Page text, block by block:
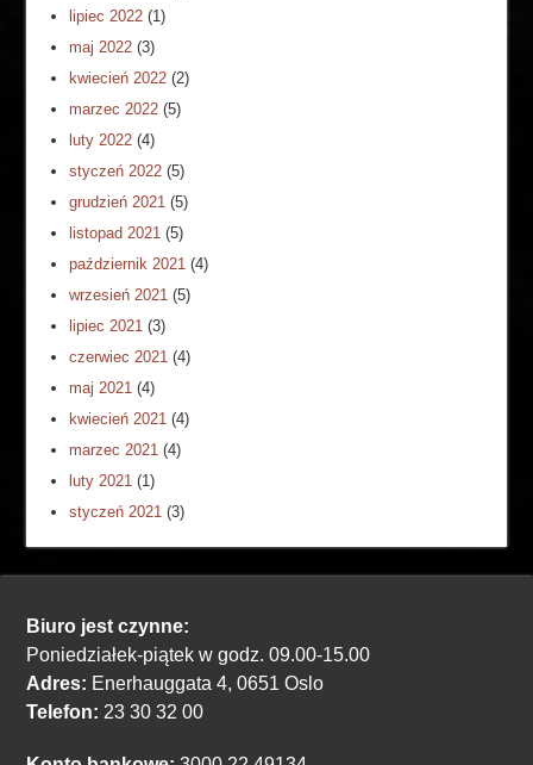
lipiec 2022 (1)
maj 2022 (3)
kwiecień 2022 (2)
marzec 2022 (5)
luty 2022 (4)
styczeń 2022 (5)
grudzień 2021 (5)
listopad 2021 (5)
październik 2021 (4)
wrzesień 2021 (5)
lipiec 2021 (3)
czerwiec 2021 (4)
maj 2021 (4)
kwiecień 2021 (4)
marzec 2021 (4)
luty 2021 (1)
styczeń 2021 (3)
Biuro jest czynne:
Poniedziałek-piątek w godz. 09.00-15.00
Adres: Enerhauggata 4, 0651 Oslo
Telefon: 23 30 32 00